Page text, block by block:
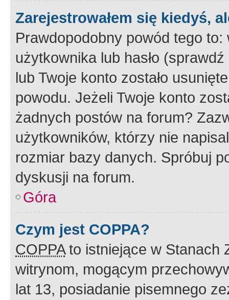
Zarejestrowałem się kiedyś,
Prawdopodobny powód tego to:
użytkownika lub hasło
lub Twoje konto zostało
powodu. Jeżeli Twoje konto
żadnych postów na forum?
użytkowników, którzy nie
rozmiar bazy danych. Spróbuj
dyskusji na forum.
Góra
Czym jest COPPA?
COPPAto istniejące w Stanach
witrynom, mogącym
lat 13, posiadanie pisemnego